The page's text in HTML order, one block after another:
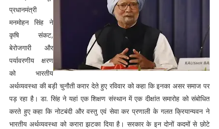
प्रधानमंत्री
मनमोहन सिंह ने
कृषि संकट,
बेरोजगारी और
पर्यावरणीय क्षरण
को भारतीय
अर्थव्यवस्था की बड़ी चुनौती करार देते हुए रविवार को कहा कि इनका असर समाज पर
पड़ रहा है। डा. सिंह ने यहां एक शिक्षण संस्थान में एक दीक्षांत समारोह को संबोधित
करते हुए कहा कि नोटबंदी और वस्तु एवं सेवा कर प्रणाली के गलत क्रियान्यवन ने
भारतीय अर्थव्यवस्था को करारा झटका दिया है। सरकार के इन दोनों कदमों से छोटे